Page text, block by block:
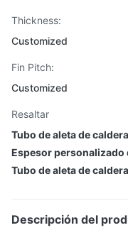
Thickness:
Customized
Fin Pitch:
Customized
Resaltar
Tubo de aleta de
Espesor personalizado
Tubo de aleta de
Descripción del